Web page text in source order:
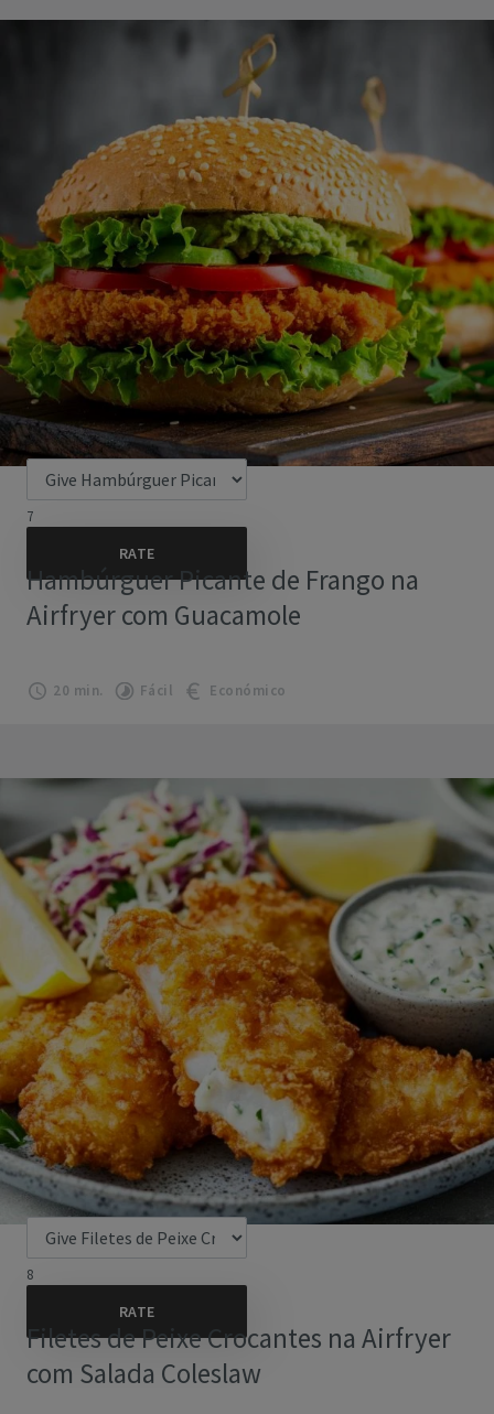
7
Hambúrguer Picante de Frango na
Airfryer com Guacamole
20 min. Fácil Económico
8
Filetes de Peixe Crocantes na Airfryer
com Salada Coleslaw